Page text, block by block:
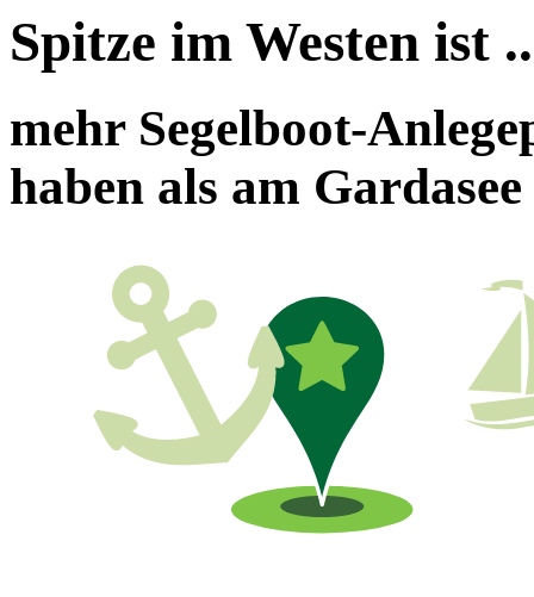
Spitze im Westen ist
mehr Segelboot-
haben als am Gardasee